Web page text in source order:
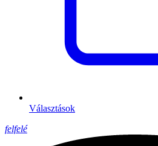
Választások
felfelé